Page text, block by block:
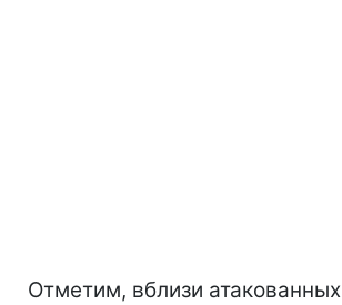
Отметим, вблизи атакованных